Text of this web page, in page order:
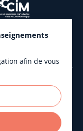
afin de vous
réservés